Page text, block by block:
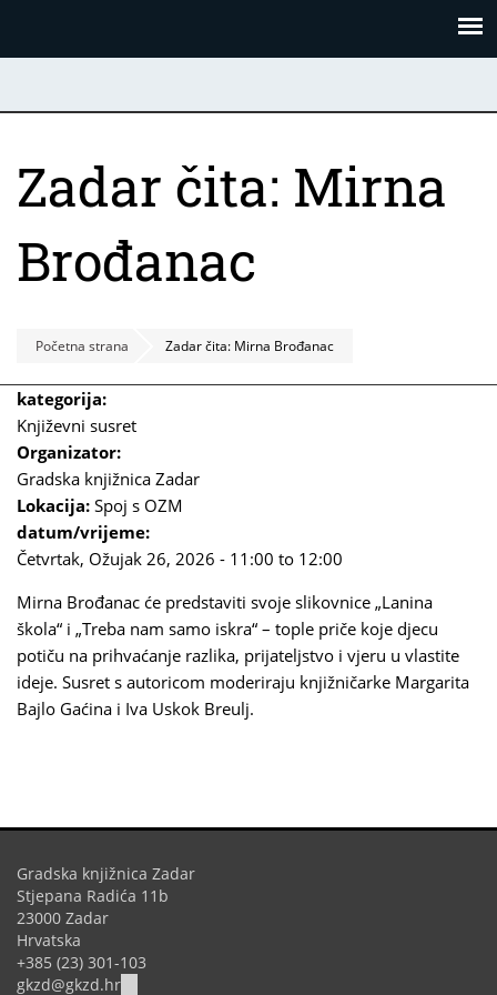
Zadar čita: Mirna
Brođanac
Početna strana Zadar čita: Mirna Brođanac
kategorija:
Književni susret
Organizator:
Gradska knjižnica Zadar
Lokacija: Spoj s OZM
datum/vrijeme:
Četvrtak, Ožujak 26, 2026 - 11:00 to 12:00
Mirna Brođanac će predstaviti svoje slikovnice „Lanina
škola“ i „Treba nam samo iskra“ – tople priče koje djecu
potiču na prihvaćanje razlika, prijateljstvo i vjeru u vlastite
ideje. Susret s autoricom moderiraju knjižničarke Margarita
Bajlo Gaćina i Iva Uskok Breulj.
Gradska knjižnica Zadar
Stjepana Radića 11b
23000 Zadar
Hrvatska
+385 (23) 301-103
gkzd@gkzd.hr